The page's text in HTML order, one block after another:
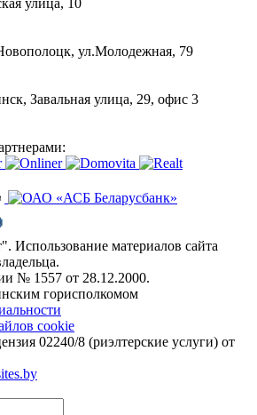
ул.Молодежная, 79
Завальная улица, 29, офис 3
материалов сайта
№ 1557 от 28.12.2000.
горисполкомом
cookie
02240/8 (риэлтерские услуги) от